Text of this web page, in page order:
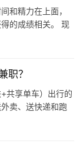
和精力在上面，
的成绩相关。 现
职？
共享单车）出行的
卖、送快递和跑